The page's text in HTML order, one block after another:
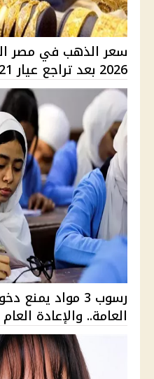
2026 بعد تراجع عيار 21 أمس
رسوب 3 مواد
العامة.. والإعادة